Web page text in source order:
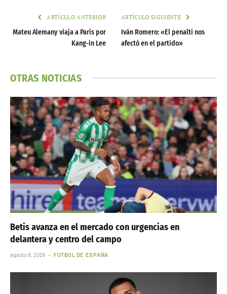
ARTÍCULO ANTERIOR
Mateu Alemany viaja a París por
Kang-in Lee
ARTÍCULO SIGUIENTE
Iván Romero: «El penalti nos
afectó en el partido»
OTRAS NOTICIAS
Betis avanza en el mercado con urgencias en
delantera y centro del campo
agosto 8, 2026 FÚTBOL DE ESPAÑA